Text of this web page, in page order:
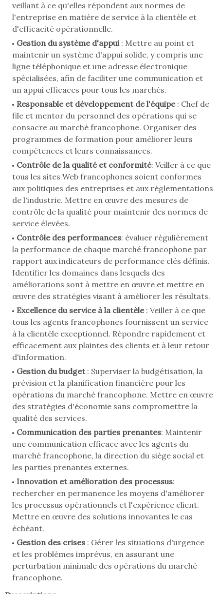
veillant à ce qu'elles répondent aux normes de
l'entreprise en matière de service à la clientèle et
d'efficacité opérationnelle.
Gestion du système d'appui : Mettre au point et
maintenir un système d'appui solide, y compris une
ligne téléphonique et une adresse électronique
spécialisées, afin de faciliter une communication et
un appui efficaces pour tous les marchés.
Responsable et développement de l'équipe : Chef de
file et mentor du personnel des opérations qui se
consacre au marché francophone. Organiser des
programmes de formation pour améliorer leurs
compétences et leurs connaissances.
Contrôle de la qualité et conformité: Veiller à ce que
tous les sites Web francophones soient conformes
aux politiques des entreprises et aux réglementations
de l'industrie. Mettre en œuvre des mesures de
contrôle de la qualité pour maintenir des normes de
service élevées.
Contrôle des performances: évaluer régulièrement
la performance de chaque marché francophone par
rapport aux indicateurs de performance clés définis.
Identifier les domaines dans lesquels des
améliorations sont à mettre en œuvre et mettre en
œuvre des stratégies visant à améliorer les résultats.
Excellence du service à la clientèle : Veiller à ce que
tous les agents francophones fournissent un service
à la clientèle exceptionnel. Répondre rapidement et
efficacement aux plaintes des clients et à leur retour
d'information.
Gestion du budget : Superviser la budgétisation, la
prévision et la planification financière pour les
opérations du marché francophone. Mettre en œuvre
des stratégies d'économie sans compromettre la
qualité des services.
Communication des parties prenantes: Maintenir
une communication efficace avec les agents du
marché francophone, la direction du siège social et
les parties prenantes externes.
Innovation et amélioration des processus:
rechercher en permanence les moyens d'améliorer
les processus opérationnels et l'expérience client.
Mettre en œuvre des solutions innovantes le cas
échéant.
Gestion des crises : Gérer les situations d'urgence
et les problèmes imprévus, en assurant une
perturbation minimale des opérations du marché
francophone.